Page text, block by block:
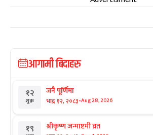
आगामी बिदाहरु
१२
शुक्र
जनै पूर्णिमा
भाद्र १२, २०८३-Aug 28, 2026
१९ श्रीकृष्ण जन्माष्टमी व्रत